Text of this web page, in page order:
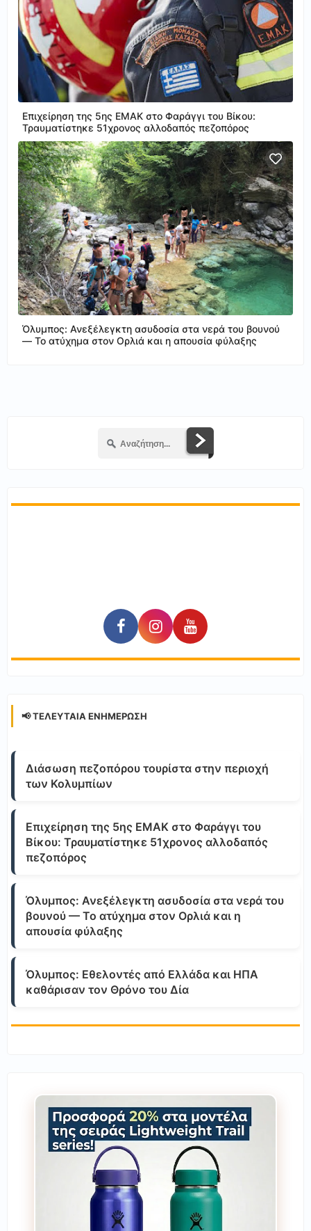
Επιχείρηση της 5ης ΕΜΑΚ στο Φαράγγι του Βίκου:
Τραυματίστηκε 51χρονος αλλοδαπός πεζοπόρος
Όλυμπος: Ανεξέλεγκτη ασυδοσία στα νερά του βουνού
— Το ατύχημα στον Ορλιά και η απουσία φύλαξης
📢 ΤΕΛΕΥΤΑΊΑ ΕΝΗΜΈΡΩΣΗ
Διάσωση πεζοπόρου τουρίστα στην περιοχή
των Κολυμπίων
Επιχείρηση της 5ης ΕΜΑΚ στο Φαράγγι του
Βίκου: Τραυματίστηκε 51χρονος αλλοδαπός
πεζοπόρος
Όλυμπος: Ανεξέλεγκτη ασυδοσία στα νερά του
βουνού — Το ατύχημα στον Ορλιά και η
απουσία φύλαξης
Όλυμπος: Εθελοντές από Ελλάδα και ΗΠΑ
καθάρισαν τον Θρόνο του Δία